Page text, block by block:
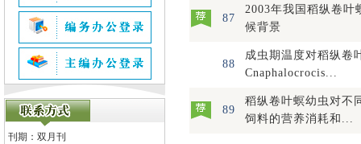
刊期：双月刊
87
2003年我国稻纵卷叶
候背景
88
成虫期温度对稻纵卷
Cnaphalocrocis...
89
稻纵卷叶螟幼虫对不
饲料的营养消耗和...